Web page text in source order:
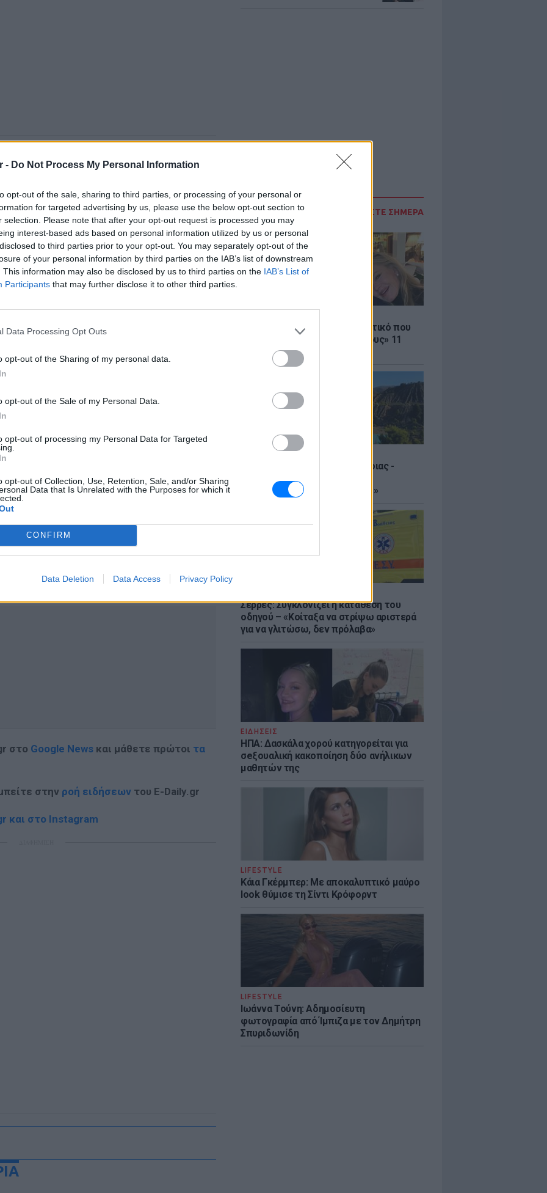
- Do Not Process My Personal Information
opt-out of the sale, sharing to third parties, or processing of your personal or
for targeted advertising by us, please use the below opt-out section to
selection. Please note that after your opt-out request is processed you may
interest-based ads based on personal information utilized by us or personal
to third parties prior to your opt-out. You may separately opt-out of the
of your personal information by third parties on the IAB’s list of downstream
This information may also be disclosed by us to third parties on the IAB’s List of
Participants that may further disclose it to other third parties.
Data Processing Opt Outs
opt-out of the Sharing of my personal data.
opt-out of the Sale of my Personal Data.
opt-out of processing my Personal Data for Targeted
opt-out of Collection, Use, Retention, Sale, and/or Sharing
Data that Is Unrelated with the Purposes for which it
CONFIRM
Data Deletion Data Access Privacy Policy
ΔΙΑΒΑΣΤΕ ΣΗΜΕΡΑ
Μπαντέρας – Γκρίφιθ: Το μυστικό που
τους κρατά «καλύτερους φίλους» 11
χρόνια μετά
Οι κρυμμένες λίμνες της Εύβοιας -
Εγκαταλελειμμένα ορυχεία
μετατράπηκαν σε «παράδεισο»
Σέρρες: Συγκλονίζει η κατάθεση του
οδηγού – «Κοίταξα να στρίψω αριστερά
για να γλιτώσω, δεν πρόλαβα»
ΕΙΔΗΣΕΙΣ
ΗΠΑ: Δασκάλα χορού κατηγορείται για
σeξουαλική κακοποίηση δύο ανήλικων
μαθητών της
LIFESTYLE
Κάια Γκέρμπερ: Με αποκαλυπτικό μαύρο
look θύμισε τη Σίντι Κρόφορντ
LIFESTYLE
Ιωάννα Τούνη: Αδημοσίευτη
φωτογραφία από Ίμπιζα με τον Δημήτρη
Σπυριδωνίδη
με την καγκελάριο, για τις
είναι πιο εύκολες στην υλοποίησή τους.
και αντιλήψεις και σε επίπεδο ΕΕ και
απόψεων για την οικονομία και
λόγο ο κ. Μητσοτάκης, ο οποίος
πιο βαθιές απ' ότι είχαν
θα γίνουν από εμάς και θέλουμε τη
Ετοιμάζουμε ένα μεγάλο
ανάπτυξη, την προστασία του
χρόνου θα παρουσιάσουμε ένα σχέδιο για
για το περιβάλλον. Είναι λύσεις
τη Γερμανία, ανέφερε.
Μητσοτάκη που ξάφνιασε τη Μέρκελ
στο Google News και μάθετε πρώτοι τα
στην ροή ειδήσεων του E-Daily.gr
και στο Instagram